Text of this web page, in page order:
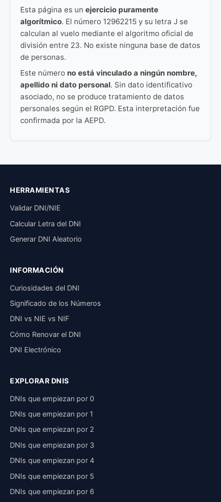
Esta página es un ejercicio puramente
algorítmico. El número 12962215 y su letra J se
calculan al vuelo mediante el algoritmo oficial de
división entre 23. No existe ninguna base de datos
de personas.
Este número no está vinculado a ningún nombre,
apellido ni dato personal. Sin dato identificativo
asociado, no se produce tratamiento de datos
personales según el RGPD. Esta interpretación fue
confirmada por la AEPD.
HERRAMIENTAS
Validar DNI/NIE
Calcular Letra del DNI
Generar DNI Aleatorio
INFORMACIÓN
Curiosidades del DNI
Significado de los Números
DNI vs NIE vs NIF
Cómo Renovar el DNI
DNI Electrónico
EXPLORAR DNIS
DNIs que empiezan por 0
DNIs que empiezan por 1
DNIs que empiezan por 2
DNIs que empiezan por 3
DNIs que empiezan por 4
DNIs que empiezan por 5
DNIs que empiezan por 6